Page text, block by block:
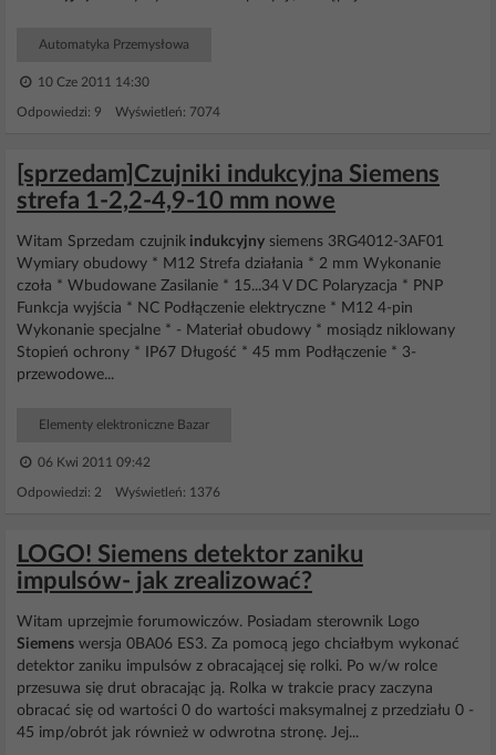
Automatyka Przemysłowa
10 Cze 2011 14:30
Odpowiedzi: 9 Wyświetleń: 7074
[sprzedam]Czujniki indukcyjna Siemens
strefa 1-2,2-4,9-10 mm nowe
Witam Sprzedam czujnik indukcyjny siemens 3RG4012-3AF01
Wymiary obudowy * M12 Strefa działania * 2 mm Wykonanie
czoła * Wbudowane Zasilanie * 15...34 V DC Polaryzacja * PNP
Funkcja wyjścia * NC Podłączenie elektryczne * M12 4-pin
Wykonanie specjalne * - Materiał obudowy * mosiądz niklowany
Stopień ochrony * IP67 Długość * 45 mm Podłączenie * 3-
przewodowe...
Elementy elektroniczne Bazar
06 Kwi 2011 09:42
Odpowiedzi: 2 Wyświetleń: 1376
LOGO! Siemens detektor zaniku
impulsów- jak zrealizować?
Witam uprzejmie forumowiczów. Posiadam sterownik Logo
Siemens wersja 0BA06 ES3. Za pomocą jego chciałbym wykonać
detektor zaniku impulsów z obracającej się rolki. Po w/w rolce
przesuwa się drut obracając ją. Rolka w trakcie pracy zaczyna
obracać się od wartości 0 do wartości maksymalnej z przedziału 0 -
45 imp/obrót jak również w odwrotna stronę. Jej...